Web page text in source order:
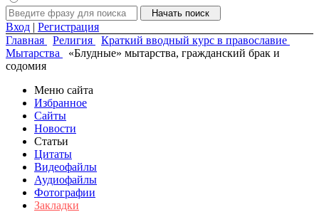
Вход | Регистрация
Главная
Религия
Краткий вводный курс в православие
Мытарства
«Блудные» мытарства, гражданский брак и
содомия
Меню сайта
Избранное
Сайты
Новости
Статьи
Цитаты
Видеофайлы
Аудиофайлы
Фотографии
Закладки